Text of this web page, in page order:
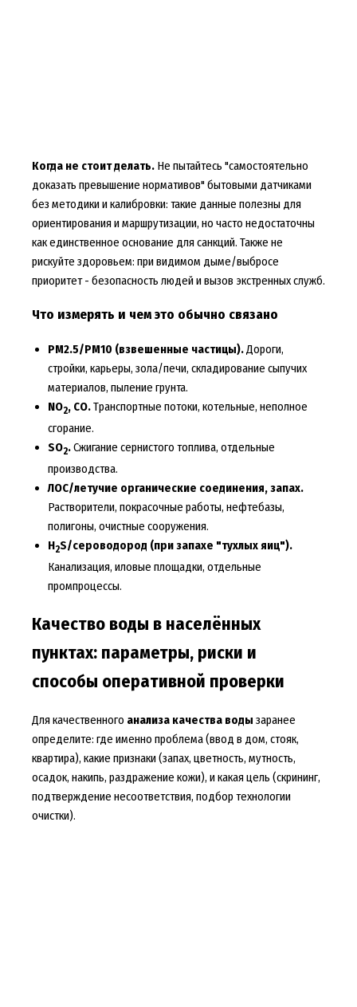
Когда не стоит делать.Не пытайтесь "самостоятельно
доказать превышение нормативов" бытовыми датчиками
без методики и калибровки: такие данные полезны для
ориентирования и маршрутизации, но часто недостаточны
как единственное основание для санкций. Также не
рискуйте здоровьем: при видимом дыме/выбросе
приоритет - безопасность людей и вызов экстренных служб.
Что измерять и чем это обычно связано
PM2.5/PM10 (взвешенные частицы).Дороги,
стройки, карьеры, зола/печи, складирование сыпучих
материалов, пыление грунта.
NO2, CO.Транспортные потоки, котельные, неполное
сгорание.
SO2.Сжигание сернистого топлива, отдельные
производства.
ЛОС/летучие органические соединения, запах.
Растворители, покрасочные работы, нефтебазы,
полигоны, очистные сооружения.
H2S/сероводород (при запахе "тухлых яиц").
Канализация, иловые площадки, отдельные
промпроцессы.
Качество воды в населённых
пунктах: параметры, риски и
способы оперативной проверки
Для качественного анализа качества воды заранее
определите: где именно проблема (ввод в дом, стояк,
квартира), какие признаки (запах, цветность, мутность,
осадок, накипь, раздражение кожи), и какая цель (скрининг,
подтверждение несоответствия, подбор технологии
очистки).